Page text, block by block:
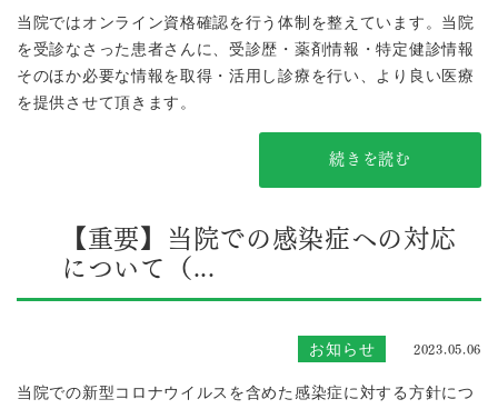
当院ではオンライン資格確認を行う体制を整えています。当院
を受診なさった患者さんに、受診歴・薬剤情報・特定健診情報
そのほか必要な情報を取得・活用し診療を行い、より良い医療
を提供させて頂きます。
続きを読む
【重要】当院での感染症への対応
について（...
お知らせ 2023.05.06
当院での新型コロナウイルスを含めた感染症に対する方針につ